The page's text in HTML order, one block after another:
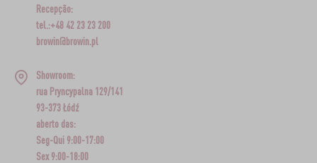
Recepção:
tel.:+48 42 23 23 200
browin@browin.pl
Showroom:
rua Pryncypalna 129/141
93-373 Łódź
aberto das:
Seg-Qui 9:00-17:00
Sex 9:00-18:00